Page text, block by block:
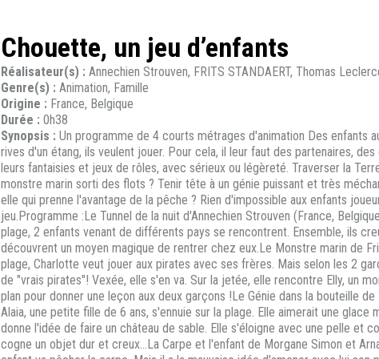
Chouette, un jeu d’enfants
Réalisateur(s) : Annechien Strouven, FRITS STANDAERT, Thomas
Genre(s) : Animation, Famille
Origine : France, Belgique
Durée : 0h38
Synopsis : Un programme de 4 courts métrages d'animation Des enfants
rives d'un étang, ils veulent jouer. Pour cela, il leur faut des partenaires,
leurs fantaisies et jeux de rôles, avec sérieux ou légèreté. Traverser la
monstre marin sorti des flots ? Tenir tête à un génie puissant et très
elle qui prenne l'avantage de la pêche ? Rien d'impossible aux enfants
jeu.Programme :Le Tunnel de la nuit d'Annechien Strouven (France,
plage, 2 enfants venant de différents pays se rencontrent. Ensemble, ils
découvrent un moyen magique de rentrer chez eux.Le Monstre marin de
plage, Charlotte veut jouer aux pirates avec ses frères. Mais selon les 2
de "vrais pirates"! Vexée, elle s'en va. Sur la jetée, elle rencontre Elly, un
plan pour donner une leçon aux deux garçons !Le Génie dans la bouteille
Alaia, une petite fille de 6 ans, s'ennuie sur la plage. Elle aimerait une
donne l'idée de faire un château de sable. Elle s'éloigne avec une pelle et
cogne un objet dur et creux...La Carpe et l'enfant de Morgane Simon et